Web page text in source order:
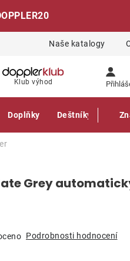
Naše katalogy
Klub výhod
Doplňky Deštníky
Grey
Podrobnosti hodnocení